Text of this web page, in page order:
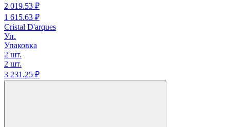
2 019.53 ₽
1 615.63 ₽
Cristal D'arques
Уп.
Упаковка
2 шт.
2 шт.
3 231.25 ₽